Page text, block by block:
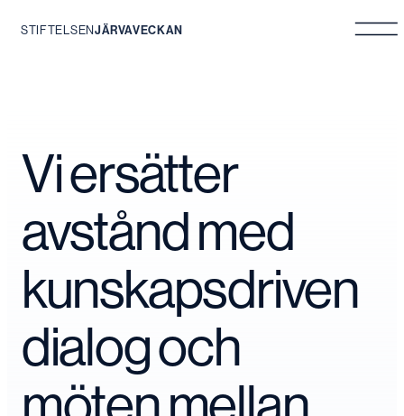
STIFTELSENJÄRVAVECKAN
Vi ersätter
avstånd med
kunskapsdriven
dialog och